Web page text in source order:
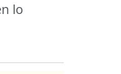
lo